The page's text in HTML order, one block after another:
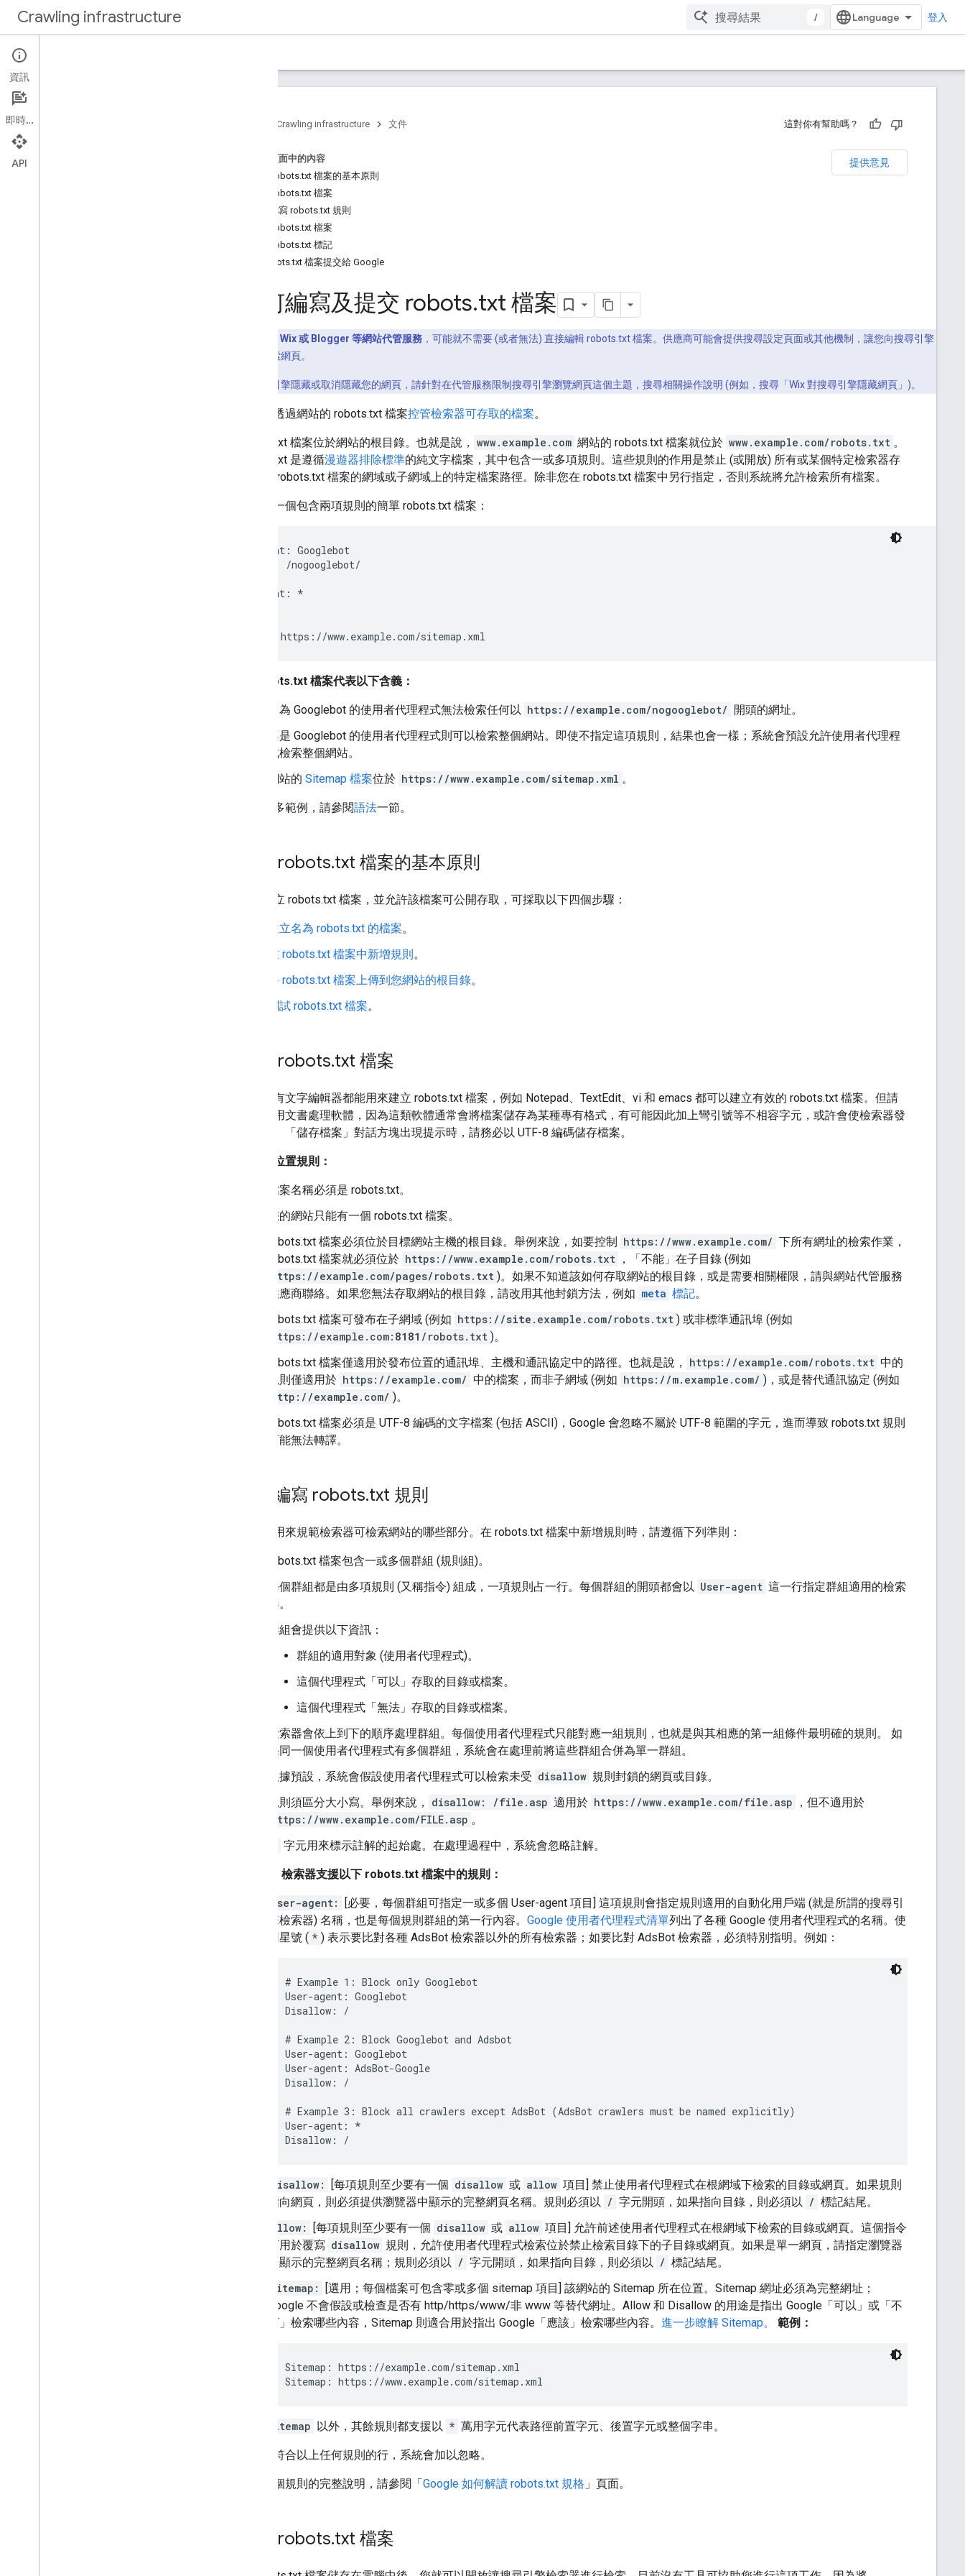
Crawling infrastructure / 登入
簡介
如何
驗證 Google 的要求
Crawling infrastructure 文件 這對你有幫助嗎？
提供意見
這個頁面中的內容
建立 robots.txt 檔案的基本原則
建立 robots.txt 檔案
如何編寫 robots.txt 規則
上傳 robots.txt 檔案
測試 robots.txt 標記
將 robots.txt 檔案提交給 Google
如何編寫及提交 robots.txt 檔案
如果您使用 Wix 或 Blogger 等網站代管服務 ，可能就不需要 (或者無法) 直接編輯 robots.txt 檔案。供應商可能會提供搜尋設定頁面或其他機制，讓您向搜尋引擎
表明是否要檢索網頁。
如果想對搜尋引擎隱藏或取消隱藏您的網頁，請針對在代管服務限制搜尋引擎瀏覽網頁這個主題，搜尋相關操作說明 (例如，搜尋「Wix 對搜尋引擎隱藏網頁」)。
您可以透過網站的 robots.txt 檔案控管檢索器可存取的檔案。
robots.txt 檔案位於網站的根目錄。也就是說， www.example.com 網站的 robots.txt 檔案就位於 www.example.com/robots.txt 。
robots.txt 是遵循漫遊器排除標準的純文字檔案，其中包含一或多項規則。這些規則的作用是禁止 (或開放) 所有或某個特定檢索器存
取代管 robots.txt 檔案的網域或子網域上的特定檔案路徑。除非您在 robots.txt 檔案中另行指定，否則系統將允許檢索所有檔案。
以下是一個包含兩項規則的簡單 robots.txt 檔案：
User-agent: Googlebot
Disallow: /nogooglebot/
User-agent: *
Sitemap: https://www.example.com/sitemap.xml
該 robots.txt 檔案代表以下含義：
名為 Googlebot 的使用者代理程式無法檢索任何以 https://example.com/nogooglebot/ 開頭的網址。
不是 Googlebot 的使用者代理程式則可以檢索整個網站。即使不指定這項規則，結果也會一樣；系統會預設允許使用者代理程
式檢索整個網站。
網站的 Sitemap 檔案位於 https://www.example.com/sitemap.xml 。
如需更多範例，請參閱語法一節。
建立 robots.txt 檔案的基本原則
如要建立 robots.txt 檔案，並允許該檔案可公開存取，可採取以下四個步驟：
建立名為 robots.txt 的檔案。
在 robots.txt 檔案中新增規則。
將 robots.txt 檔案上傳到您網站的根目錄。
測試 robots.txt 檔案。
建立 robots.txt 檔案
幾乎所有文字編輯器都能用來建立 robots.txt 檔案，例如 Notepad、TextEdit、vi 和 emacs 都可以建立有效的 robots.txt 檔案。但請
不要使用文書處理軟體，因為這類軟體通常會將檔案儲存為某種專有格式，有可能因此加上彎引號等不相容字元，或許會使檢索器發
生問題。「儲存檔案」對話方塊出現提示時，請務必以 UTF-8 編碼儲存檔案。
格式和位置規則：
檔案名稱必須是 robots.txt。
您的網站只能有一個 robots.txt 檔案。
robots.txt 檔案必須位於目標網站主機的根目錄。舉例來說，如要控制 https://www.example.com/ 下所有網址的檢索作業，
robots.txt 檔案就必須位於 https://www.example.com/robots.txt ，「不能」 在子目錄 (例如
https://example.com/pages/robots.txt )。如果不知道該如何存取網站的根目錄，或是需要相關權限，請與網站代管服務
供應商聯絡。如果您無法存取網站的根目錄，請改用其他封鎖方法，例如 meta 標記。
robots.txt 檔案可發布在子網域 (例如 https://site .example.com/robots.txt ) 或非標準通訊埠 (例如
https://example.com: 8181 /robots.txt )。
robots.txt 檔案僅適用於發布位置的通訊埠、主機和通訊協定中的路徑。也就是說，
https://example.com/robots.txt 中的
規則僅適用於 https://example.com/ 中的檔案，而非子網域 (例如 https://m.example.com/ )，或是替代通訊協定 (例如
http://example.com/ )。
robots.txt 檔案必須是 UTF-8 編碼的文字檔案 (包括 ASCII)，Google 會忽略不屬於 UTF-8 範圍的字元，進而導致 robots.txt 規則
可能無法轉譯。
如何編寫 robots.txt 規則
規則是用來規範檢索器可檢索網站的哪些部分。在 robots.txt 檔案中新增規則時，請遵循下列準則：
robots.txt 檔案包含一或多個群組 (規則組)。
每個群組都是由多項規則 (又稱指令) 組成，一項規則占一行。每個群組的開頭都會以 User-agent 這一行指定群組適用的檢索
器。
群組會提供以下資訊：
群組的適用對象 (使用者代理程式)。
這個代理程式「可以」 存取的目錄或檔案。
這個代理程式「無法」 存取的目錄或檔案。
檢索器會依上到下的順序處理群組。每個使用者代理程式只能對應一組規則，也就是與其相應的第一組條件最明確的規則。 如
果同一個使用者代理程式有多個群組，系統會在處理前將這些群組合併為單一群組。
根據預設，系統會假設使用者代理程式可以檢索未受 disallow 規則封鎖的網頁或目錄。
規則須區分大小寫。舉例來說，
disallow: /file.asp 適用於 https://www.example.com/file.asp
，但不適用於
https://www.example.com/FILE.asp 。
字元用來標示註解的起始處。在處理過程中，系統會忽略註解。
Google 檢索器支援以下 robots.txt 檔案中的規則：
user-agent:
[必要，每個群組可指定一或多個 User-agent 項目] 這項規則會指定規則適用的自動化用戶端 (就是所謂的搜尋引
擎檢索器) 名稱，也是每個規則群組的第一行內容。 Google 使用者代理程式清單列出了各種 Google 使用者代理程式的名稱。使
用星號 ( * ) 表示要比對各種 AdsBot 檢索器以外的所有檢索器；如要比對 AdsBot 檢索器，必須特別指明。例如：
# Example 1: Block only Googlebot
User-agent: Googlebot
Disallow: /
# Example 2: Block Googlebot and Adsbot
User-agent: Googlebot
User-agent: AdsBot-Google
Disallow: /
# Example 3: Block all crawlers except AdsBot (AdsBot crawlers must be named explicitly)
User-agent: *
Disallow: /
disallow: [每項規則至少要有一個 disallow 或 allow 項目] 禁止使用者代理程式在根網域下檢索的目錄或網頁。如果規則
指向網頁，則必須提供瀏覽器中顯示的完整網頁名稱。規則必須以 / 字元開頭，如果指向目錄，則必須以 / 標記結尾。
allow:
[每項規則至少要有一個 disallow 或 allow 項目] 允許前述使用者代理程式在根網域下檢索的目錄或網頁。這個指令
可用於覆寫 disallow 規則，允許使用者代理程式檢索位於禁止檢索目錄下的子目錄或網頁。如果是單一網頁，請指定瀏覽器
中顯示的完整網頁名稱；規則必須以 / 字元開頭，如果指向目錄，則必須以 / 標記結尾。
sitemap:
[選用；每個檔案可包含零或多個 sitemap 項目] 該網站的 Sitemap 所在位置。Sitemap 網址必須為完整網址；
Google 不會假設或檢查是否有 http/https/www/非 www 等替代網址。Allow 和 Disallow 的用途是指出 Google「可以」 或「不
可」 檢索哪些內容，Sitemap 則適合用於指出 Google「應該」檢索哪些內容。 進一步瞭解 Sitemap。 範例：
Sitemap: https://example.com/sitemap.xml
Sitemap: https://www.example.com/sitemap.xml
sitemap 以外，其餘規則都支援以 * 萬用字元代表路徑前置字元、後置字元或整個字串。
對於不符合以上任何規則的行，系統會加以忽略。
如需各個規則的完整說明，請參閱「Google 如何解讀 robots.txt 規格 」頁面。
上傳 robots.txt 檔案
資訊
即時通訊
API